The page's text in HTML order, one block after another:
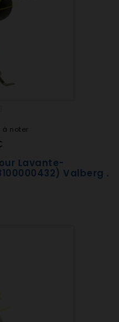
à noter
Lavante-
Valberg .